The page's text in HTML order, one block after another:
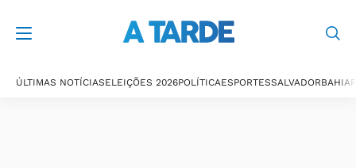
ÚLTIMAS NOTÍCIASELEIÇÕES 2026POLÍTICAESPORTESSALVADORBAHIA